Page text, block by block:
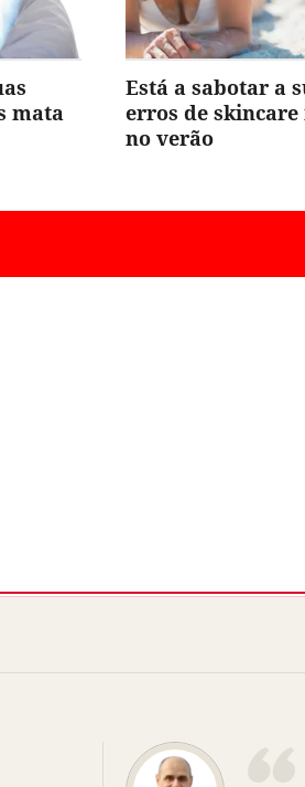
mata
Está a sabotar a
erros de skincare
no verão